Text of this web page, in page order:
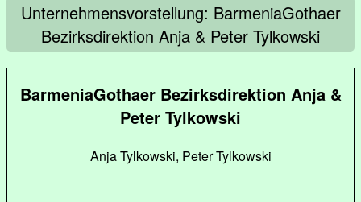
Unternehmensvorstellung: BarmeniaGothaer
Bezirksdirektion Anja & Peter Tylkowski
BarmeniaGothaer Bezirksdirektion Anja &
Peter Tylkowski
Anja Tylkowski, Peter Tylkowski